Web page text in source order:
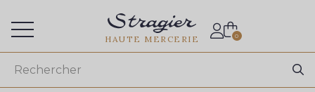
HAUTE MERCERIE 0